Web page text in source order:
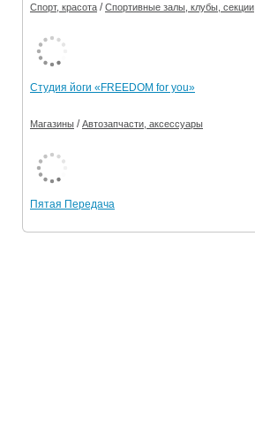
Спорт, красота /Спортивные залы, клубы, секции
Студия йоги «FREEDOM for you»
Магазины /Автозапчасти, аксессуары
Пятая Передача